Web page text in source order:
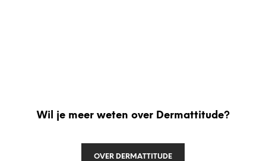
Wil je meer weten over Dermattitude?
OVER DERMATTITUDE
Cadeaubon